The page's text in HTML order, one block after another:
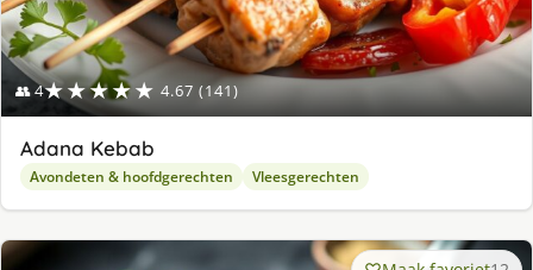
👥 4★★★★★ 4.67 (141)
Adana Kebab
Avondeten & hoofdgerechten Vleesgerechten